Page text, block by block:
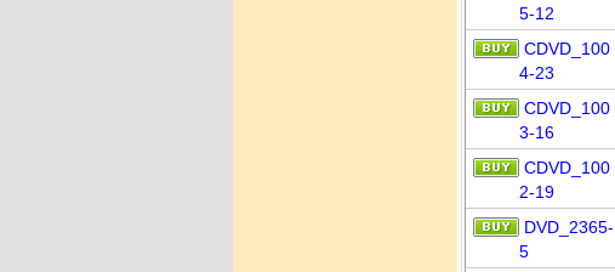
5-12
CDVD_100
4-23
CDVD_100
3-16
CDVD_100
2-19
DVD_2365-
5